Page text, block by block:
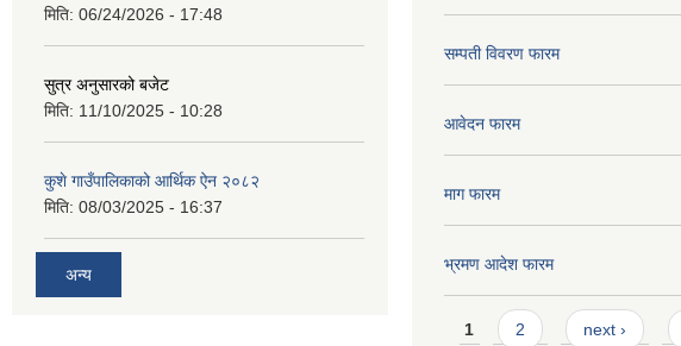
मिति: 06/24/2026 - 17:48
सुत्र अनुसारको बजेट
मिति: 11/10/2025 - 10:28
कुशे गाउँपालिकाको आर्थिक ऐन २०८२
मिति: 08/03/2025 - 16:37
अन्य
सम्पती विवरण फारम
आवेदन फारम
माग फारम
भ्रमण आदेश फारम
Pages
1 2 next ›